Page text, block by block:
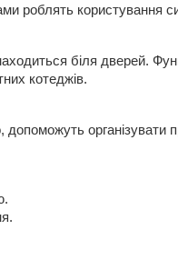
роблять користування
біля дверей.
котеджів.
допоможуть